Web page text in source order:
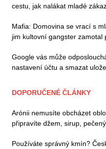
cestu, jak nalákat mladé
Mafia: Domovina se vrací s
jim kultovní gangster zamotal
Google vás může
nastavení účtu a smazat
DOPORUČENÉ ČLÁNKY
Arónii nemusíte obcházet
připravíte džem, sirup,
Používáte správný kmín?